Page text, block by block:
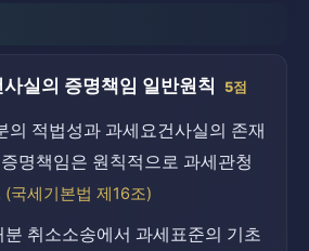
실의 증명책임 일반원칙 5점
의 적법성과 과세요건사실의 존재
명책임은 원칙적으로 과세관청
(국세기본법 제16조)
분 취소소송에서 과세표준의 기초